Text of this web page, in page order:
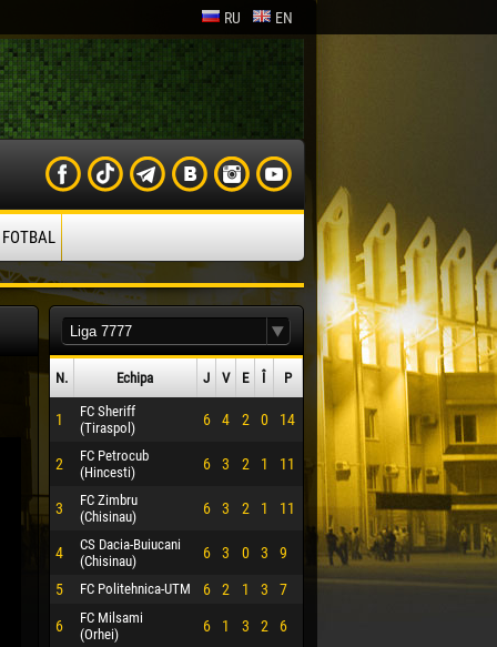
RU EN
N. Echipa J V E Î P
1
FC Sheriff
(Tiraspol)
6 4 2 0 14
2
FC Petrocub
(Hincesti)
6 3 2 1 11
3
FC Zimbru
(Chisinau)
6 3 2 1 11
4
CS Dacia-Buiucani
(Chisinau)
6 3 0 3 9
5 FC Politehnica-UTM 6 2 1 3 7
6
FC Milsami
(Orhei)
6 1 3 2 6